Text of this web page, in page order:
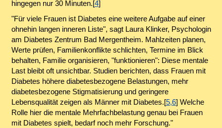
hingegen nur 30 Minuten.[4]
"Für viele Frauen ist Diabetes eine weitere Aufgabe auf einer
ohnehin langen inneren Liste", sagt Laura Klinker, Psychologin
am Diabetes Zentrum Bad Mergentheim. Mahlzeiten planen,
Werte prüfen, Familienkonflikte schlichten, Termine im Blick
behalten, Familie organisieren, "funktionieren": Diese mentale
Last bleibt oft unsichtbar. Studien berichten, dass Frauen mit
Diabetes höhere diabetesbezogene Belastungen, mehr
diabetesbezogene Stigmatisierung und geringere
Lebensqualität zeigen als Männer mit Diabetes.[5,6] Welche
Rolle hier die mentale Mehrfachbelastung genau bei Frauen
mit Diabetes spielt, bedarf noch mehr Forschung."